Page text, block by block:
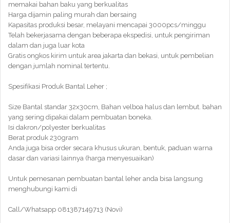
memakai bahan baku yang berkualitas
Harga dijamin paling murah dan bersaing
Kapasitas produksi besar, melayani mencapai 3000pcs/minggu
Telah bekerjasama dengan beberapa ekspedisi, untuk pengiriman
dalam dan juga luar kota
Gratis ongkos kirim untuk area jakarta dan bekasi, untuk pembelian
dengan jumlah nominal tertentu.
Spesifikasi Produk Bantal Leher ;
Size Bantal standar 32x30cm, Bahan velboa halus dan lembut. bahan
yang sering dipakai dalam pembuatan boneka.
Isi dakron/polyester berkualitas
Berat produk 230gram
Anda juga bisa order secara khusus ukuran, bentuk, paduan warna
dasar dan variasi lainnya (harga menyesuaikan)
Untuk pemesanan pembuatan bantal leher anda bisa langsung
menghubungi kami di
Call/Whatsapp 081387149713 (Novi)